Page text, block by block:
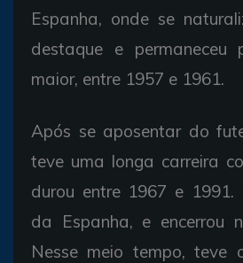
Espanha, onde se
destaque e permaneceu
maior, entre 1957 e 1961.
Após se aposentar do
teve uma longa carreira
durou entre 1967 e 1991.
da Espanha, e encerrou
Nesse meio tempo, teve